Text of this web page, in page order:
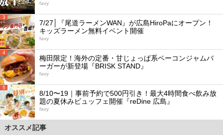
favy
3
7/27│『尾道ラーメンWAN』が広島HiroPaにオープン！
キッズラーメン無料イベント開催
favy
4
梅田限定！海外の定番・甘じょっぱ系ベーコンジャムバ
ーガーが新登場『BRISK STAND』
favy
5
8/10〜19｜事前予約で500円引き！最大4時間食べ飲み放
題の夏休みビュッフェ開催『reDine 広島』
favy
オススメ記事